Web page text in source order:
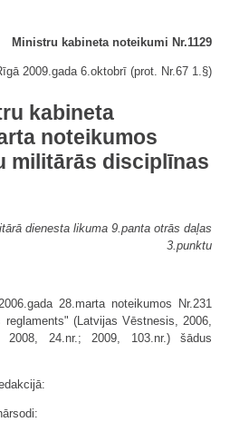
Ministru kabineta noteikumi Nr.1129
2009.gada 6.oktobrī (prot. Nr.67 1.§)
kabineta
noteikumos
militārās disciplīnas
dienesta likuma 9.panta otrās daļas
3.punktu
28.marta noteikumos Nr.231
(Latvijas Vēstnesis, 2006,
2008, 24.nr.; 2009, 103.nr.) šādus